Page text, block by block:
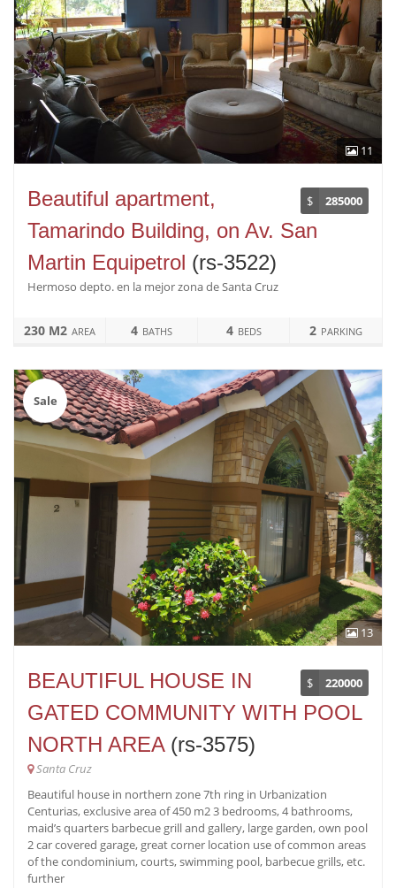
11
$ 285000
Beautiful apartment,
Tamarindo Building, on Av. San
Martin Equipetrol (rs-3522)
Hermoso depto. en la mejor zona de Santa Cruz
230 M2 AREA 4 BATHS 4 BEDS 2 PARKING
13
Sale
$ 220000
BEAUTIFUL HOUSE IN
GATED COMMUNITY WITH POOL
NORTH AREA(rs-3575)
Santa Cruz
Beautiful house in northern zone 7th ring in Urbanization
Centurias, exclusive area of 450 m2 3 bedrooms, 4 bathrooms,
maid’s quarters barbecue grill and gallery, large garden, own pool
2 car covered garage, great corner location use of common areas
of the condominium, courts, swimming pool, barbecue grills, etc.
further